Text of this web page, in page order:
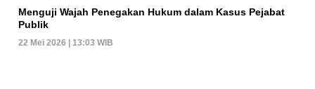
Menguji Wajah Penegakan Hukum dalam Kasus Pejabat
Publik
22 Mei 2026 | 13:03 WIB